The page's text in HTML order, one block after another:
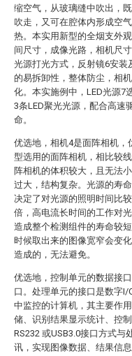
缩空气，从玻璃缝中吹出，
吹走，又可在腔体内形成空
热。本实用新型的全烟支外
间尺寸，成像光路，相机尺
光源打光方式，反射镜6安
的易拆卸性，整体防尘，相
化。本实施例中，LED光源7
3条LED聚光光源，配合高速
命。
优选地，相机4是面阵相机，
型选用的面阵相机，相比较
阵相机的体积较大，且无法
过大，结构复杂。光源的寿
决定了对光源的照明时间比
倍，高电流长时间的工作对
造成整个检测组件的寿命较
时候取出来的图像宽窄会变
造成的，无法避免。
优选地，控制单元的数据接
口。处理单元的接口是数字
中监控的计算机，其主要作
储、识别结果显示统计、控
RS232 或USB3.0接口方式与
讯，实现图像数据、结果信